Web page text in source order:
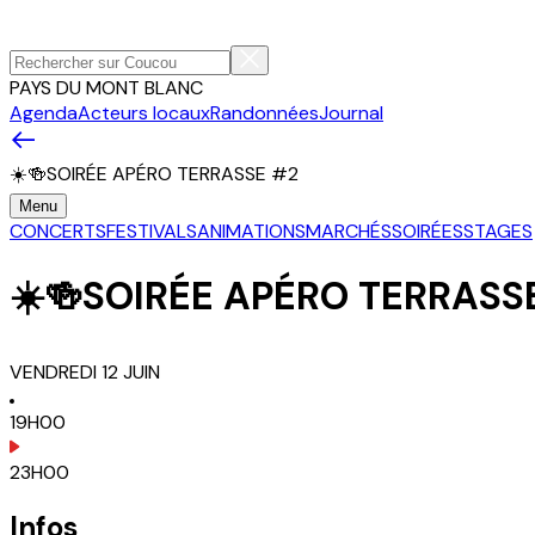
PAYS DU MONT BLANC
AgendaActeurs locauxRandonnéesJournal
☀️🍻SOIRÉE APÉRO TERRASSE #2
Menu
CONCERTSFESTIVALSANIMATIONSMARCHÉSSOIRÉESSTAGES
☀️🍻SOIRÉE APÉRO
VENDREDI12JUIN
19H00
23H00
Infos